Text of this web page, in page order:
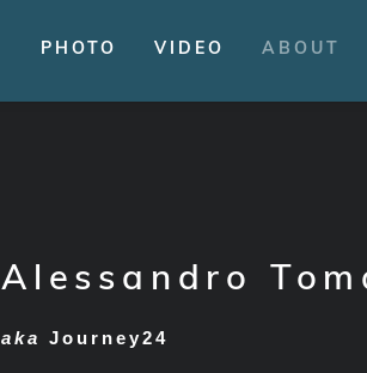
PHOTO VIDEO ABOUT
Alessandro
aka Journey24